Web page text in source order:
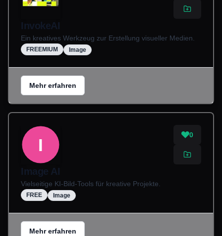
InvokeAI
Ein kreatives Werkzeug zur Erstellung visueller Medien.
FREEMIUM Image
Mehr erfahren
I
0
Image AI
Vielseitige KI-Bild-Tools für kreative Projekte.
FREE Image
Mehr erfahren